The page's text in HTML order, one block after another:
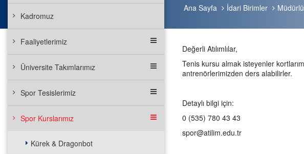
Ana Sayfa İdari Birimler
Kadromuz
Faaliyetlerimiz
Üniversite Takımlarımız
Spor Tesislerimiz
Spor Kurslarımız
Kürek & Dragonbot
Değerli Atılımlılar,
Tenis kursu almak isteyenler
antrenörlerimizden ders alabilirler.
Detaylı bilgi için:
0 (535) 780 43 43
spor@atilim.edu.tr